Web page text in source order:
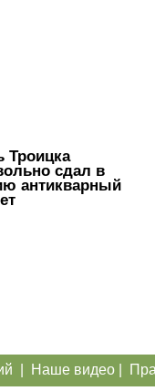
Троицка
сдал в
антикварный
Наше видео|